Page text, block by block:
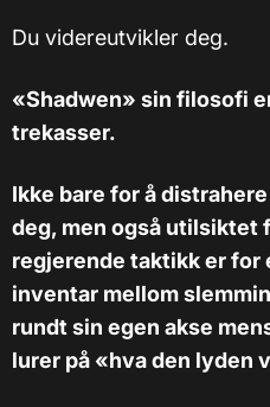
Du videreutvikler deg.
«Shadwen» sin filosofi
trekasser.
Ikke bare for å
deg, men også utilsiktet
regjerende taktikk er for
inventar mellom
rundt sin egen akse
lurer på «hva den lyden